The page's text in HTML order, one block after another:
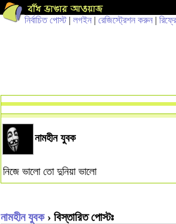
নির্বাচিত পোস্ট| লগইন | রেজিস্ট্রেশন করুন |
নামহীন যুবক
নিজে ভালো তো দুনিয়া ভালো
নামহীন যুবক› বিস্তারিত পোস্টঃ